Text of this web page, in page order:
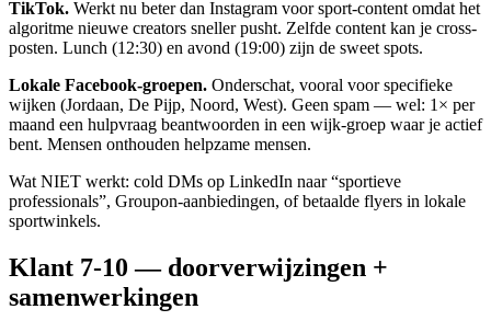
TikTok. Werkt nu beter dan Instagram voor sport-content omdat het
algoritme nieuwe creators sneller pusht. Zelfde content kan je cross-
posten. Lunch (12:30) en avond (19:00) zijn de sweet spots.
Lokale Facebook-groepen. Onderschat, vooral voor specifieke
wijken (Jordaan, De Pijp, Noord, West). Geen spam — wel: 1× per
maand een hulpvraag beantwoorden in een wijk-groep waar je actief
bent. Mensen onthouden helpzame mensen.
Wat NIET werkt: cold DMs op LinkedIn naar “sportieve
professionals”, Groupon-aanbiedingen, of betaalde flyers in lokale
sportwinkels.
Klant 7-10 — doorverwijzingen +
samenwerkingen